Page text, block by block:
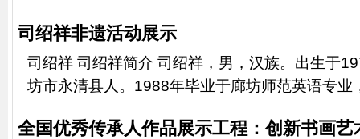
司绍祥非遗活动展示
司绍祥 司绍祥简介 司绍祥，男，汉族。出生于
坊市永清县人。1988年毕业于廊坊师范英语专业
全国优秀传承人作品展示工程：创新书画